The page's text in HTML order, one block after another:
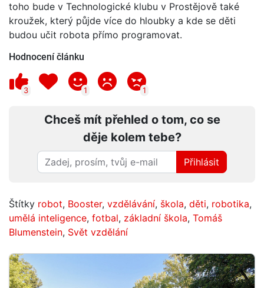
toho bude v Technologické klubu v Prostějově také
kroužek, který půjde více do hloubky a kde se děti
budou učit robota přímo programovat.
Hodnocení článku
3 1 1
Chceš mít přehled o tom, co se
děje kolem tebe?
Přihlásit
Štítky robot, Booster, vzdělávání, škola, děti, robotika,
umělá inteligence, fotbal, základní škola, Tomáš
Blumenstein, Svět vzdělání